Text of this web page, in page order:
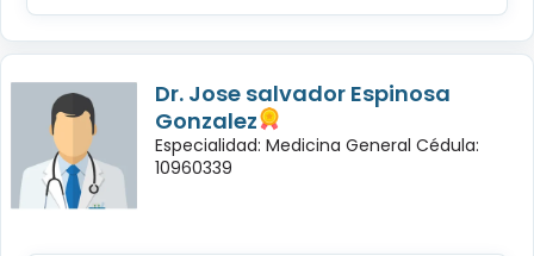
Dr. Jose salvador Espinosa
Gonzalez
Especialidad: Medicina General Cédula:
10960339